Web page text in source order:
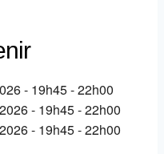
- 19h45 - 22h00
- 19h45 - 22h00
- 19h45 - 22h00